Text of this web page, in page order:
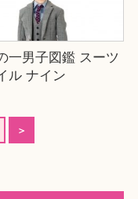
一男子図鑑 スーツ
ル ナイン
＞